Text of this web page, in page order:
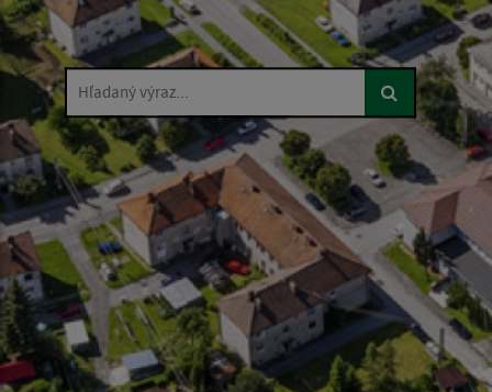
Hľadaný výraz...